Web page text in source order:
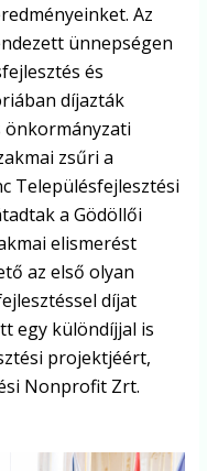
Az
ünnepségen
és
díjazták
önkormányzati
zsűri a
Településfejlesztési
a Gödöllői
elismerést
az első olyan
díjat
egy különdíjjal is
projektjéért,
Nonprofit Zrt.